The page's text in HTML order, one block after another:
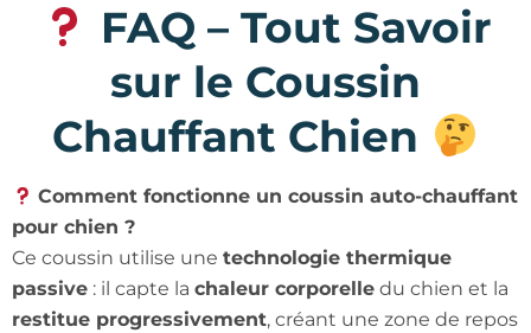
FAQ – Tout Savoir
sur le Coussin
Chauffant Chien
Comment fonctionne un coussin auto-chauffant
pour chien ?
Ce coussin utilise une technologie thermique
passive : il capte la chaleur corporelle du chien et la
restitue progressivement, créant une zone de repos